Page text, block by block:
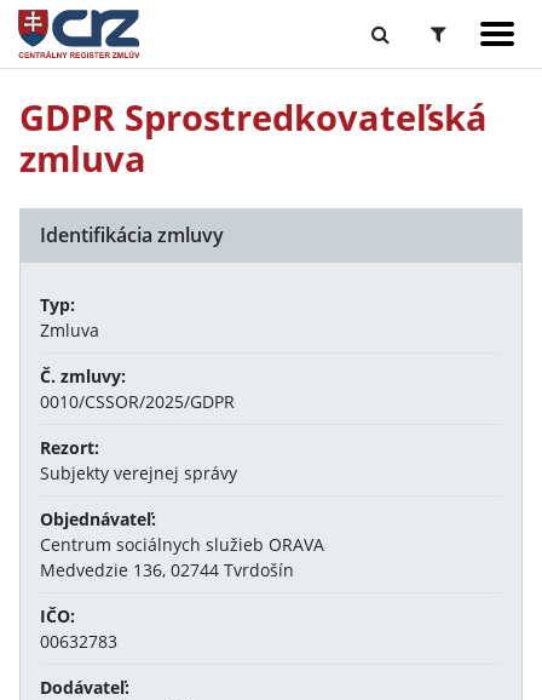
GDPR Sprostredkovateľská
zmluva
Identifikácia zmluvy
Typ:
Zmluva
Č. zmluvy:
0010/CSSOR/2025/GDPR
Rezort:
Subjekty verejnej správy
Objednávateľ:
Centrum sociálnych služieb ORAVA
Medvedzie 136, 02744 Tvrdošín
IČO:
00632783
Dodávateľ: